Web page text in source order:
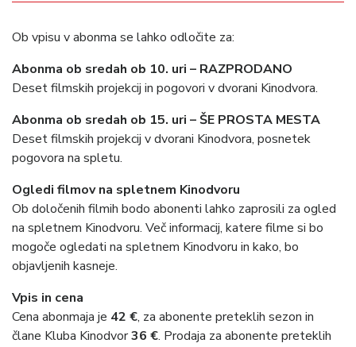
Ob vpisu v abonma se lahko odločite za:
Abonma ob sredah ob 10. uri – RAZPRODANO
Deset filmskih projekcij in pogovori v dvorani Kinodvora.
Abonma ob sredah ob 15. uri – ŠE PROSTA MESTA
Deset filmskih projekcij v dvorani Kinodvora, posnetek
pogovora na spletu.
Ogledi filmov na spletnem Kinodvoru
Ob določenih filmih bodo abonenti lahko zaprosili za ogled
na spletnem Kinodvoru. Več informacij, katere filme si bo
mogoče ogledati na spletnem Kinodvoru in kako, bo
objavljenih kasneje.
Vpis in cena
Cena abonmaja je 42 €, za abonente preteklih sezon in
člane Kluba Kinodvor36 €. Prodaja za abonente preteklih